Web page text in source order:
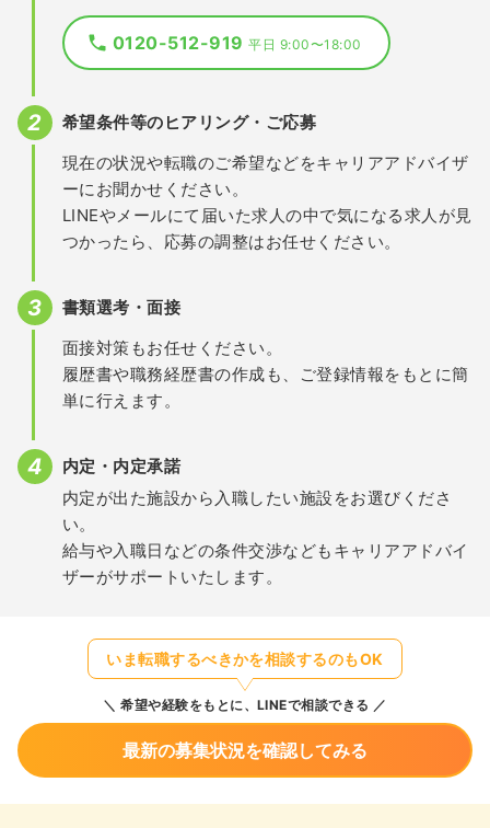
0120-512-919平日 9:00〜18:00
希望条件等のヒアリング・ご応募
現在の状況や転職のご希望などをキャリアアドバイザ
ーにお聞かせください。
LINEやメールにて届いた求人の中で気になる求人が見
つかったら、応募の調整はお任せください。
書類選考・面接
面接対策もお任せください。
履歴書や職務経歴書の作成も、ご登録情報をもとに簡
単に行えます。
内定・内定承諾
内定が出た施設から入職したい施設をお選びくださ
い。
給与や入職日などの条件交渉などもキャリアアドバイ
ザーがサポートいたします。
いま転職するべきかを相談するのもOK
希望や経験をもとに、LINEで相談できる
最新の募集状況を確認してみる